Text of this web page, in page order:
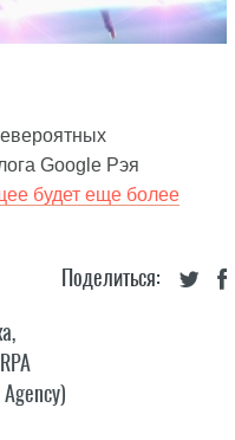
Google Рэя
будет еще более
Поделиться:
,